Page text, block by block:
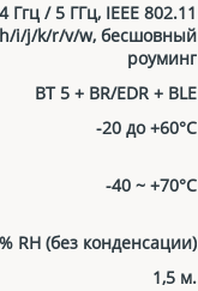
/ 5 ГГц, IEEE 802.11
i/j/k/r/v/w, бесшовный
роуминг
ВТ 5 + BR/EDR + BLE
-20 до +60°C
-40 ~ +70°C
RH (без конденсации)
1,5 м.